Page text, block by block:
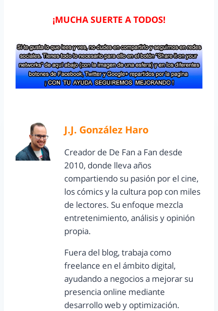
¡MUCHA SUERTE A TODOS!
J.J. González Haro
Creador de De Fan a Fan desde
2010, donde lleva años
compartiendo su pasión por el cine,
los cómics y la cultura pop con miles
de lectores. Su enfoque mezcla
entretenimiento, análisis y opinión
propia.
Fuera del blog, trabaja como
freelance en el ámbito digital,
ayudando a negocios a mejorar su
presencia online mediante
desarrollo web y optimización.